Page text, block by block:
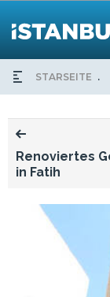
STARSEITE
Renoviertes
in Fatih